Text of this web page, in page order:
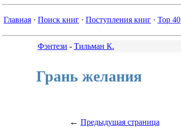
Главная · Поиск книг · Поступления книг · Top 40
Фэнтези - Тильман К.
Грань желания
← Предыдущая страница